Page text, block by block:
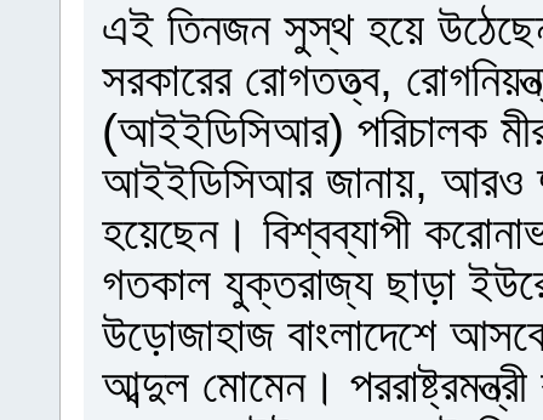
এই তিনজন সুস্থ হয়ে
সরকারের রোগতত্ত্ব,
(আইইডিসিআর) পরিচালক
আইইডিসিআর জানায়, আরও
হয়েছেন। বিশ্বব্যাপী
গতকাল যুক্তরাজ্য ছাড়া
উড়োজাহাজ বাংলাদেশে আসবে
আব্দুল মোমেন।